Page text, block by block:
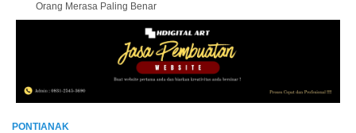
Orang Merasa Paling Benar
PONTIANAK